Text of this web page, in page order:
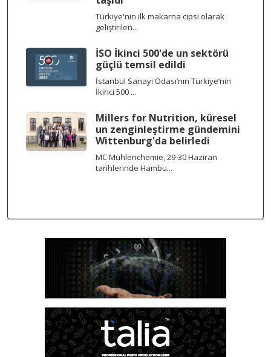
Türkiye'nin ilk makarna cipsi olarak
geliştirilen...
İSO İkinci 500'de un sektörü
güçlü temsil edildi
İstanbul Sanayi Odası’nın Türkiye’nin
İkinci 500 ...
Millers for Nutrition, küresel
un zenginleştirme gündemini
Wittenburg'da belirledi
MC Mühlenchemie, 29-30 Haziran
tarihlerinde Hambu...